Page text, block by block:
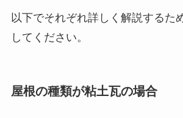
以下でそれぞれ詳しく解説するた
してください。
屋根の種類が粘土瓦の場合